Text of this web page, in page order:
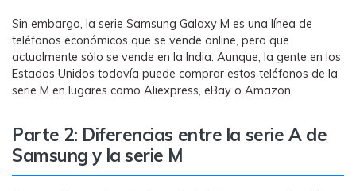
Sin embargo, la serie Samsung Galaxy M es una línea de
teléfonos económicos que se vende online, pero que
actualmente sólo se vende en la India. Aunque, la gente en los
Estados Unidos todavía puede comprar estos teléfonos de la
serie M en lugares como Aliexpress, eBay o Amazon.
Parte 2: Diferencias entre la serie A de
Samsung y la serie M